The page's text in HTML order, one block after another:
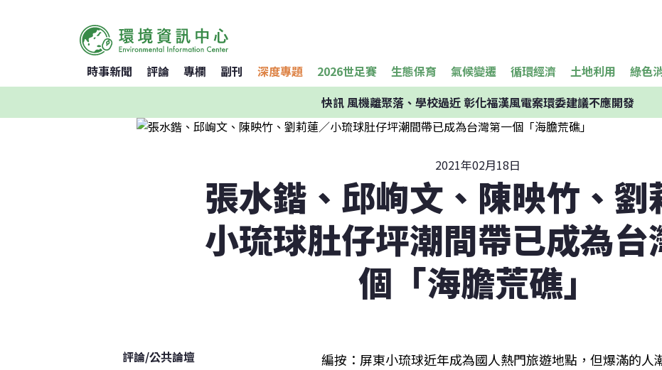
時事新聞 評論 專欄 副刊 深度專題 2026世足賽 生態保育 氣候變遷 循環經濟 土地利用 綠色
快訊風機離聚落、學校過近 彰化福漢風電案環委建議不應開發
2021年02月18日
張水鍇、邱峋文、陳映竹、劉
小琉球肚仔坪潮間帶已成為台
個「海膽荒礁」
評論/公共論壇
編按：屏東小琉球近年成為國人熱門旅遊地點，但爆滿的人